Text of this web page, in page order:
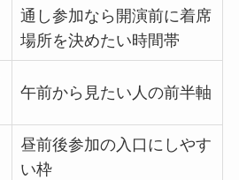
通し参加なら開演前に着席
場所を決めたい時間帯
午前から見たい人の前半軸
昼前後参加の入口にしやす
い枠